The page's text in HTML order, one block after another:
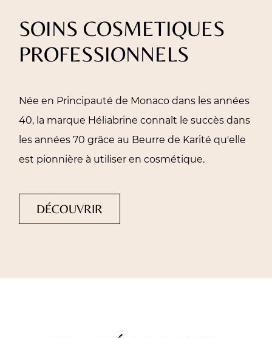
SOINS COSMETIQUES
PROFESSIONNELS
Née en Principauté de Monaco dans les années
40, la marque Héliabrine connaît le succès dans
les années 70 grâce au Beurre de Karité qu'elle
est pionnière à utiliser en cosmétique.
DÉCOUVRIR